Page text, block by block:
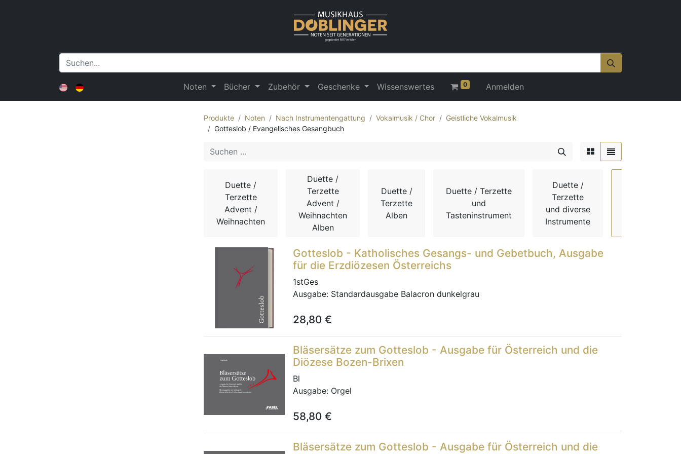
Noten Bücher Zubehör Geschenke Wissenswertes 0 Anmelden
Produkte Noten Nach Instrumentengattung Vokalmusik / Chor
Geistliche Vokalmusik
Gotteslob / Evangelisches Gesangbuch
Duette /
Terzette
Advent /
Weihnachten
Duette /
Terzette
Advent /
Weihnachten
Alben
Duette /
Terzette
Alben
Duette / Terzette
und
Tasteninstrument
Duette /
Terzette
und diverse
Instrumente
Gotteslob - Katholisches Gesangs- und Gebetbuch, Ausgabe
für die Erzdiözesen Österreichs
1stGes
Ausgabe: Standardausgabe Balacron dunkelgrau
28,80 €
Bläsersätze zum Gotteslob - Ausgabe für Österreich und die
Diözese Bozen-Brixen
Bl
Ausgabe: Orgel
58,80 €
Bläsersätze zum Gotteslob - Ausgabe für Österreich und die